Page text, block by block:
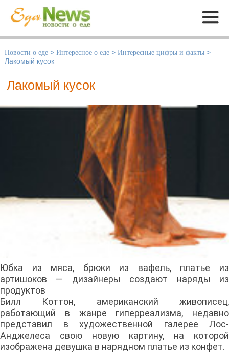
Меню
Новости о еде > Интересное о еде > Интересные цифры и факты >
Лакомый кусок
Лакомый кусок
Юбка из мяса, брюки из вафель, платье из
артишоков — дизайнеры создают наряды из
продуктов
Билл Коттон, американский живописец,
работающий в жанре гиперреализма, недавно
представил в художественной галерее Лос-
Анджелеса свою новую картину, на которой
изображена девушка в нарядном платье из конфет.